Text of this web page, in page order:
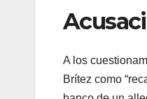
A los
Brítez como